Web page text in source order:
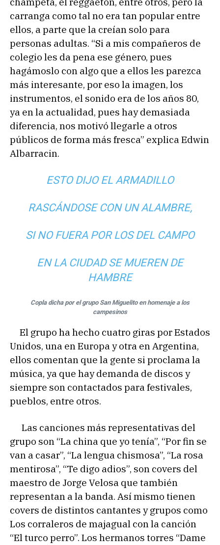
carranga como tal no era tan popular entre
ellos, a parte que la creían solo para
personas adultas. “Si a mis compañeros de
colegio les da pena ese género, pues
hagámoslo con algo que a ellos les parezca
más interesante, por eso la imagen, los
instrumentos, el sonido era de los años 80,
ya en la actualidad, pues hay demasiada
diferencia, nos motivó llegarle a otros
públicos de forma más fresca” explica Edwin
Albarracin.
ESTO DIJO EL ARMADILLO
RASCÁNDOSE CON UN ALAMBRE,
SI NO FUERA POR LOS DEL CAMPO
EN LA CIUDAD SE MUEREN DE
HAMBRE
Copla dicha por el grupo San Miguelito en homenaje a los
campesinos
El grupo ha hecho cuatro giras por Estados
Unidos, una en Europa y otra en Argentina,
ellos comentan que la gente si proclama la
música, ya que hay demanda de discos y
siempre son contactados para festivales,
pueblos, entre otros.
Las canciones más representativas del
grupo son “La china que yo tenía”, “Por fin se
van a casar”, “La lengua chismosa”, “La rosa
mentirosa”, “Te digo adios”, son covers del
maestro de Jorge Velosa que también
representan a la banda. Así mismo tienen
covers de distintos cantantes y grupos como
Los corraleros de majagual con la canción
“El turco perro”. Los hermanos torres “Dame